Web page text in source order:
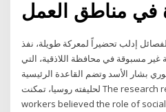
إدلب تحضيراً لمعركة طويلة، نفذ
غير مسبوقة في محافظة اللاذقية، التي
بشار الأسد وتضم القاعدة الرئيسية
لحليفته روسيا، تمكنت The research revealed that the social
workers believed the role of